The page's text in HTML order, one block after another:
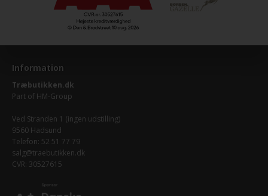
Information
Træbutikken.dk
Part of HM-Group
Ved Stranden 1 (ingen udstilling)
9560 Hadsund
Telefon: 52 51 77 79
salg@traebutikken.dk
CVR: 30527615